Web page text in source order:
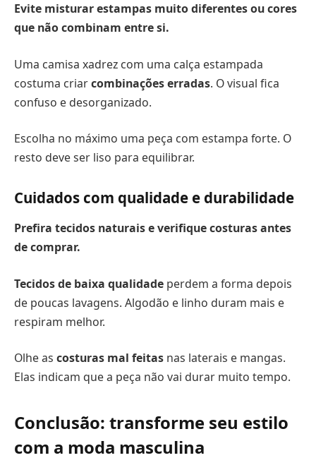
Evite misturar estampas muito diferentes ou cores
que não combinam entre si.
Uma camisa xadrez com uma calça estampada
costuma criarcombinações erradas. O visual fica
confuso e desorganizado.
Escolha no máximo uma peça com estampa forte. O
resto deve ser liso para equilibrar.
Cuidados com qualidade e durabilidade
Prefira tecidos naturais e verifique costuras antes
de comprar.
Tecidos de baixa qualidade perdem a forma depois
de poucas lavagens. Algodão e linho duram mais e
respiram melhor.
Olhe as costuras mal feitas nas laterais e mangas.
Elas indicam que a peça não vai durar muito tempo.
Conclusão: transforme seu estilo
com a moda masculina